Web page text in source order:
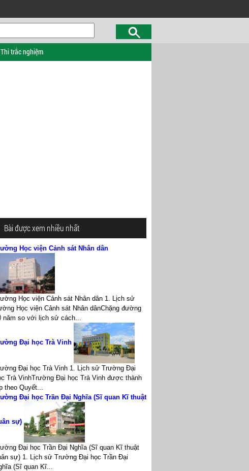
Thi trắc nghiệm
Bài được xem nhiều nhất
Học viện Cảnh sát Nhân dân
Học viện Cảnh sát Nhân dân 1. Lịch sử
Học viện Cảnh sát Nhân dânChặng đường
năm so với lịch sử cách...
Đại học Trà Vinh
Đại học Trà Vinh 1. Lịch sử Trường Đại
Trà VinhTrường Đại học Trà Vinh được thành
theo Quyết...
Đại học Trần Đại Nghĩa (Sĩ quan Kĩ thuật
sự)
Đại học Trần Đại Nghĩa (Sĩ quan Kĩ thuật
sự) 1. Lịch sử Trường Đại học Trần Đại
(Sĩ quan Kĩ...